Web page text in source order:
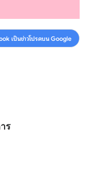
เป็นข่าวโปรดบน Google
ร